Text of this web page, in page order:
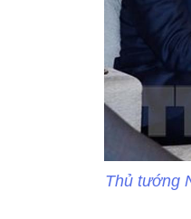
Thủ tướng